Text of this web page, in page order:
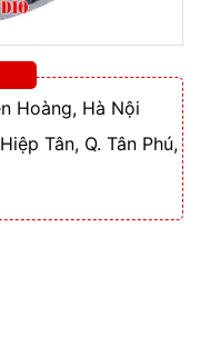
Hoàng, Hà Nội
Tân, Q. Tân Phú,